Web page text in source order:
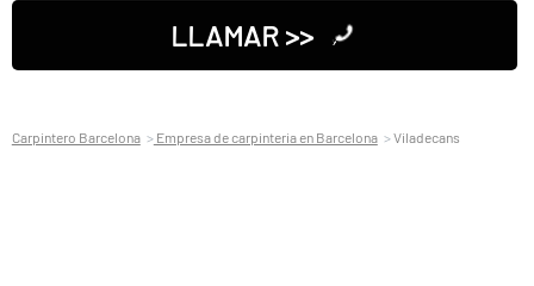
LLAMAR >>
Carpintero Barcelona Empresa de carpinteria en Barcelona Viladecans